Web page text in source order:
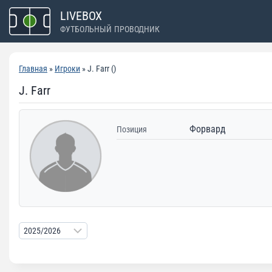
Перейти
содержимому
LIVEBOX
ФУТБОЛЬНЫЙ ПРОВОДНИК
Главная » Игроки » J. Farr ()
J. Farr
Позиция Форвард